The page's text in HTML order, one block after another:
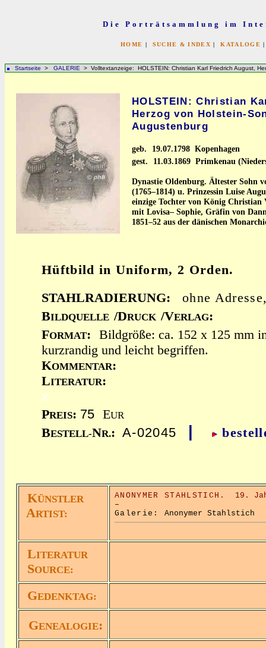
Die Porträtsammlung im
HOME | SUCHE & INDEX |KATALOGE
Startseite > GALERIE > Volltextanzeige: HOLSTEIN: Christian Karl Friedrich August,
HOLSTEIN: Christian
Herzog von Holstein-
Augustenburg
geb.
19.07.1798 Kopenhagen
gest.
11.03.1869 Primkenau
Dynastie Oldenburg. Ältester Sohn
(1765–1814) u. Prinzessin Luise
einzige Tochter von König Christian
mit Lovisa– Sophie, Gräfin von
1851–52 aus der dänischen
Hüftbild in Uniform, 2 Orden.
STAHLRADIERUNG:
ohne
BILDQUELLE /DRUCK /VERLAG:
FORMAT:
Bildgröße: ca. 152 x 125 mm
kurzrandig und leicht begriffen.
KOMMENTAR:
LITERATUR:
x
PREIS: 75 EUR
BESTELL-NR.: A-02045 |
KÜNSTLER
ARTIST:
ANONYMER STAHLSTICH.
19.
–
Galerie: Anonymer Stahlstich
LITERATUR
SOURCE:
GEDENKTAG:
GENEALOGIE: